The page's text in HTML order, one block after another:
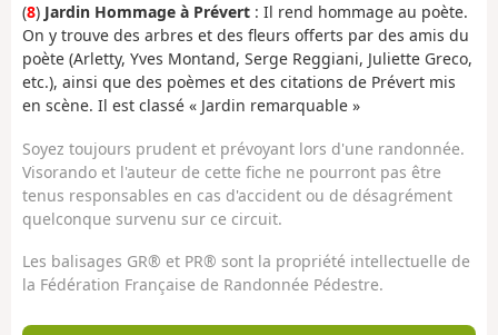
(8) Jardin Hommage à Prévert : Il rend hommage au poète.
On y trouve des arbres et des fleurs offerts par des amis du
poète (Arletty, Yves Montand, Serge Reggiani, Juliette Greco,
etc.), ainsi que des poèmes et des citations de Prévert mis
en scène. Il est classé « Jardin remarquable »
Soyez toujours prudent et prévoyant lors d'une randonnée.
Visorando et l'auteur de cette fiche ne pourront pas être
tenus responsables en cas d'accident ou de désagrément
quelconque survenu sur ce circuit.
Les balisages GR® et PR® sont la propriété intellectuelle de
la Fédération Française de Randonnée Pédestre.